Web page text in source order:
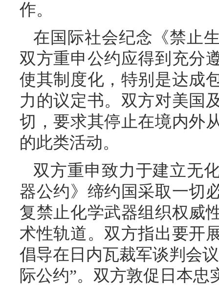
作。
在国际社会纪念《禁止
双方重申公约应得到充分
使其制度化，特别是达成
力的议定书。双方对美国
切，要求其停止在境内外
的此类活动。
双方重申致力于建立无
器公约》缔约国采取一切
复禁止化学武器组织权威
术性轨道。双方指出要开
倡导在日内瓦裁军谈判会
际公约”。双方敦促日本